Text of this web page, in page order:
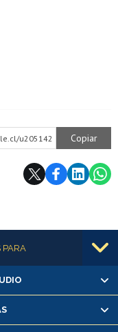
u205142 Copiar
PARA
os